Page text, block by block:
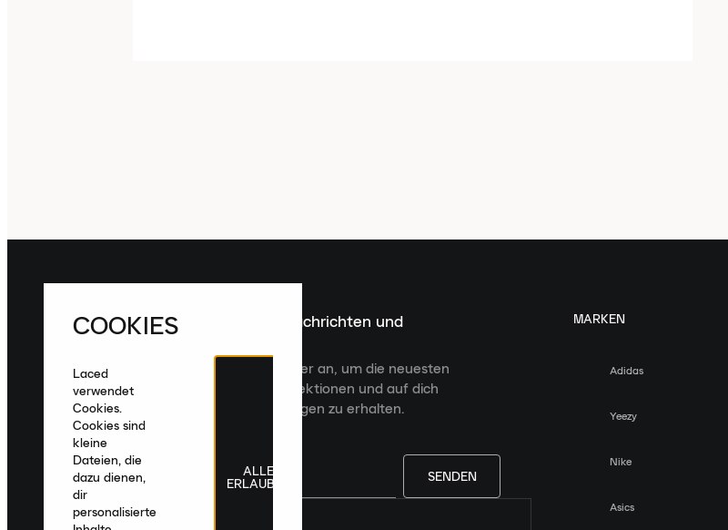
Melde dich für die neuesten Nachrichten und
Veröffentlichungen an
Melde dich für den Laced Newsletter an, um die neuesten
Veröffentlichungen, kuratierte Kollektionen und auf dich
zugeschnittene Produktempfehlungen zu erhalten.
SENDEN
MARKEN
Adidas
Yeezy
Nike
Asics
COOKIES
Laced
verwendet
Cookies.
Cookies sind
kleine
Dateien, die
dazu dienen,
dir
personalisierte
ALLE
ERLAUBEN